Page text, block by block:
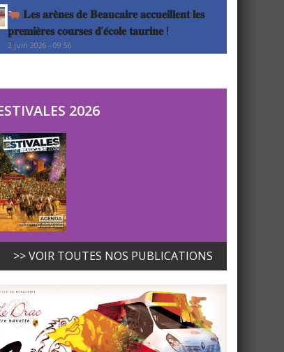
𝐋𝐞𝐬 𝐚𝐫𝐞̀𝐧𝐞𝐬 𝐝𝐞 𝐁𝐞𝐚𝐮𝐜𝐚𝐢𝐫𝐞 𝐚𝐜𝐜𝐮𝐞𝐢𝐥𝐥𝐞𝐧𝐭 𝐥𝐞𝐬
𝐩𝐫𝐞𝐦𝐢𝐞̀𝐫𝐞𝐬 𝐜𝐨𝐮𝐫𝐬𝐞𝐬 𝐝’𝐞́𝐜𝐨𝐥𝐞 𝐭𝐚𝐮𝐫𝐢𝐧𝐞 !
2 juin 2026 - 09:56
2026
>> VOIR TOUTES NOS PUBLICATIONS